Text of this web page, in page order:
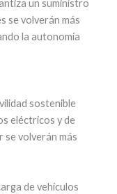
un suministro
se volverán más
la autonomía
sostenible
eléctricos y de
volverán más
de vehículos